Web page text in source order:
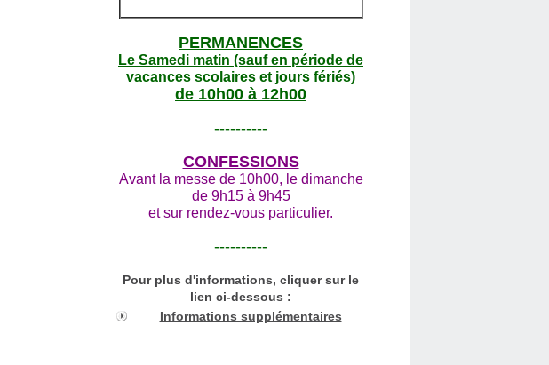
PERMANENCES
Le Samedi matin (sauf en période de
vacances scolaires et jours fériés)
de 10h00 à 12h00
----------
CONFESSIONS
Avant la messe de 10h00, le dimanche
de 9h15 à 9h45
et sur rendez-vous particulier.
----------
Pour plus d'informations, cliquer sur le
lien ci-dessous :
Informations supplémentaires